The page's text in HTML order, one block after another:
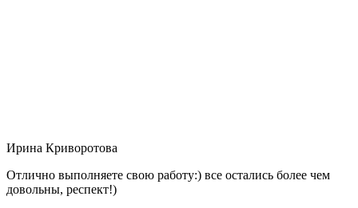
Ирина Криворотова
Отлично выполняете свою работу:) все остались более чем
довольны, респект!)